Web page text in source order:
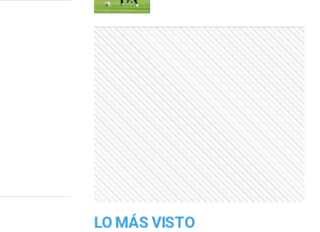
LO MÁS VISTO